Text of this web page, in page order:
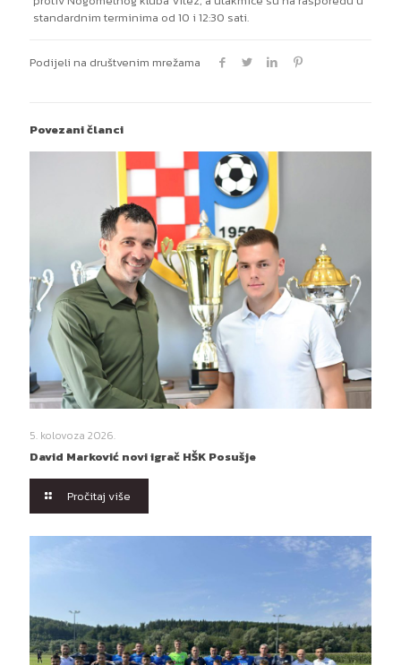
standardnim terminima od 10 i 12:30 sati.
Podijeli na društvenim mrežama
Povezani članci
5. kolovoza 2026.
David Marković novi igrač HŠK Posušje
Pročitaj više